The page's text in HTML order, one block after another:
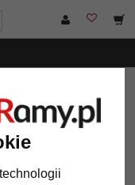
3 zdjęcia,